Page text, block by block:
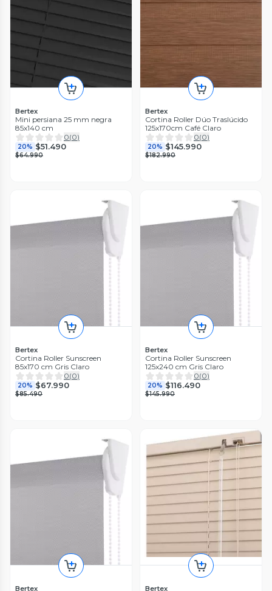
Bertex
Mini persiana 25 mm negra
85x140 cm
0(0)
20% $51.490
$64.990
Bertex
Cortina Roller Dúo Traslúcido
125x170cm Café Claro
0(0)
20% $145.990
$182.990
Bertex
Cortina Roller Sunscreen
85x170 cm Gris Claro
0(0)
20% $67.990
$85.490
Bertex
Cortina Roller Sunscreen
125x240 cm Gris Claro
0(0)
20% $116.490
$145.990
Bertex Bertex